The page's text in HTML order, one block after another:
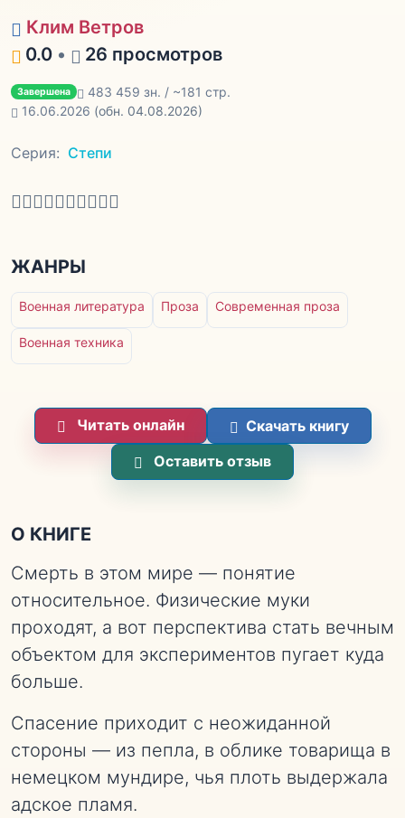
Клим Ветров
0.0 • 26 просмотров
Завершена
483 459 зн. / ~181 стр.
16.06.2026 (обн. 04.08.2026)
Серия: Степи
ЖАНРЫ
Военная литература Проза Современная проза
Военная техника
Читать онлайн
Скачать книгу
Оставить отзыв
О КНИГЕ
Смерть в этом мире — понятие
относительное. Физические муки
проходят, а вот перспектива стать вечным
объектом для экспериментов пугает куда
больше.
Спасение приходит с неожиданной
стороны — из пепла, в облике товарища в
немецком мундире, чья плоть выдержала
адское пламя.